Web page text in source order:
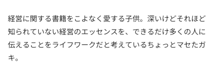
経営に関する書籍をこよなく愛する子供。深いけどそれほど
知られていない経営のエッセンスを、できるだけ多くの人に
伝えることをライフワークだと考えているちょっとマセたガ
キ。